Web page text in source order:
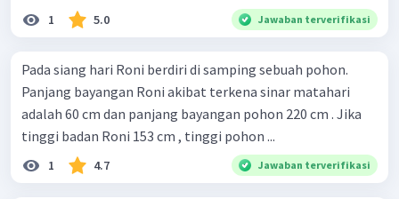
1 5.0 Jawaban terverifikasi
Pada siang hari Roni berdiri di samping sebuah pohon.
Panjang bayangan Roni akibat terkena sinar matahari
adalah 60 cm dan panjang bayangan pohon 220 cm . Jika
tinggi badan Roni 153 cm , tinggi pohon ...
1 4.7 Jawaban terverifikasi